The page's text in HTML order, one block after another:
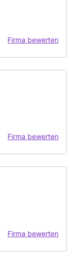
Firma bewerten
Firma bewerten
Firma bewerten